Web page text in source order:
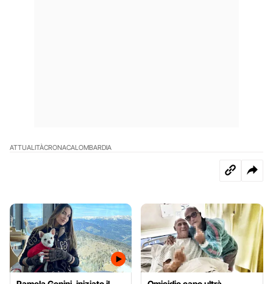
ATTUALITÀCRONACALOMBARDIA